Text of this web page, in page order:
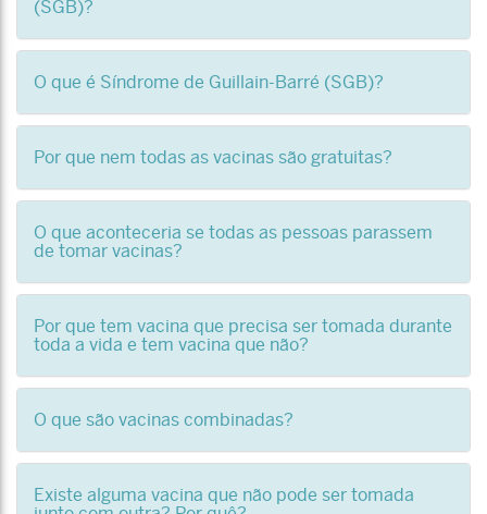
(SGB)?
O que é Síndrome de Guillain-Barré (SGB)?
Por que nem todas as vacinas são gratuitas?
O que aconteceria se todas as pessoas parassem
de tomar vacinas?
Por que tem vacina que precisa ser tomada durante
toda a vida e tem vacina que não?
O que são vacinas combinadas?
Existe alguma vacina que não pode ser tomada